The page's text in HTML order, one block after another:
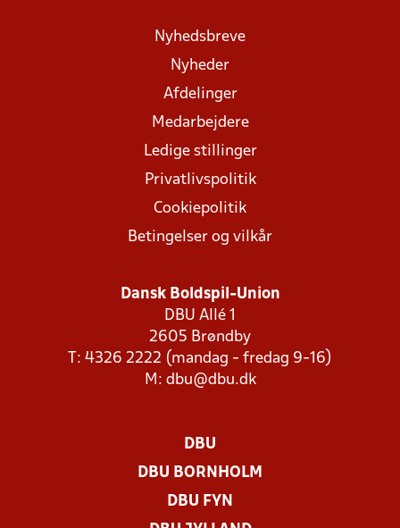
Nyhedsbreve
Nyheder
Afdelinger
Medarbejdere
Ledige stillinger
Privatlivspolitik
Cookiepolitik
Betingelser og vilkår
Dansk Boldspil-Union
DBU Allé 1
2605 Brøndby
T: 4326 2222 (mandag - fredag 9-16)
M: dbu@dbu.dk
DBU
DBU BORNHOLM
DBU FYN